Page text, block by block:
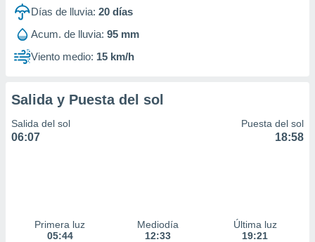
1199
Días de lluvia: 20 días
Acum. de lluvia: 95 mm
Viento medio: 15 km/h
Salida y Puesta del sol
Salida del sol
06:07
Puesta del sol
18:58
Primera luz
05:44
Mediodía
12:33
Última luz
19:21